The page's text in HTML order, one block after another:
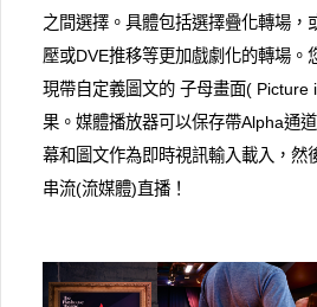
之間選擇。具體包括選擇疊化轉場，
壓或DVE推移等更加戲劇化的轉場。
現帶自定義圖文的 子母畫面( Picture
果。媒體播放器可以保存帶Alpha通
幕和圖文作為即時視訊輸入載入，然
串流(流媒體)直播！